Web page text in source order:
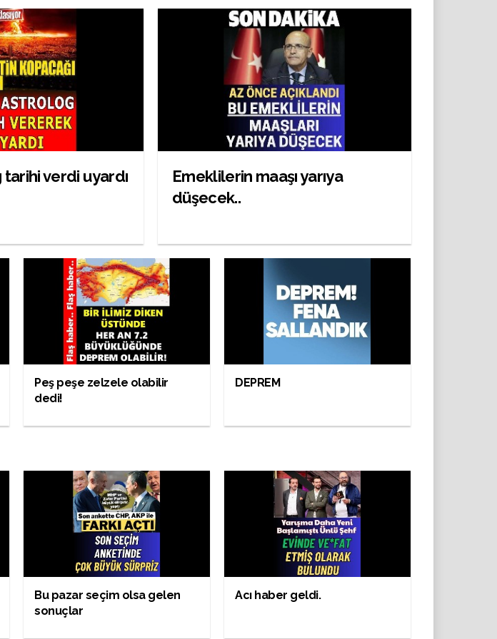
verdi uyardı
Emeklilerin maaşı yarıya
düşecek..
Peş peşe zelzele olabilir
dedi!
DEPREM
Bu pazar seçim olsa gelen
sonuçlar
Acı haber geldi.